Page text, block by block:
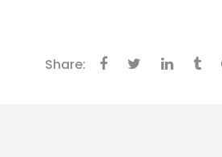
Share: